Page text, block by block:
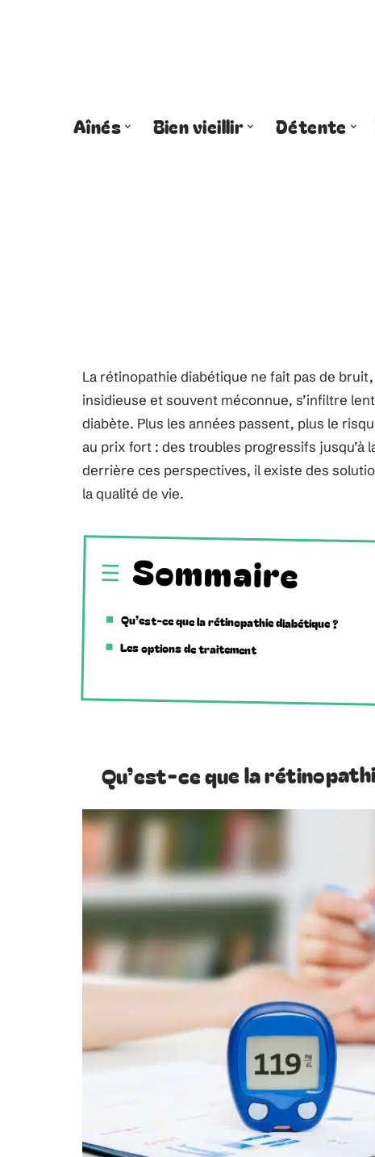
Aînés Bien vieillir Détente
La rétinopathie diabétique ne fait pas de
insidieuse et souvent méconnue, s’infiltre
diabète. Plus les années passent, plus le
au prix fort : des troubles progressifs jusqu’à
derrière ces perspectives, il existe des
la qualité de vie.
Sommaire
Qu’est-ce que la rétinopathie diabétique ?
Les options de traitement
Qu’est-ce que la